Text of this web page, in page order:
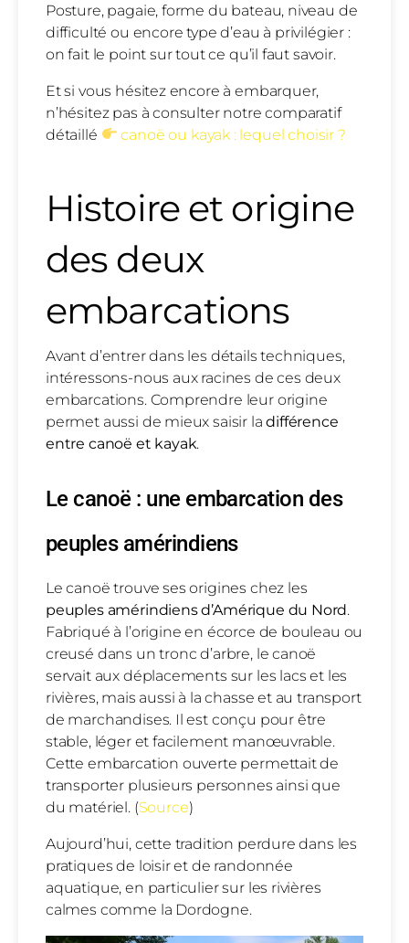
Posture, pagaie, forme du bateau, niveau de
difficulté ou encore type d’eau à privilégier :
on fait le point sur tout ce qu’il faut savoir.
Et si vous hésitez encore à embarquer,
n’hésitez pas à consulter notre comparatif
détaillé
canoë ou kayak : lequel choisir ?
Histoire et origine
des deux
embarcations
Avant d’entrer dans les détails techniques,
intéressons-nous aux racines de ces deux
embarcations. Comprendre leur origine
permet aussi de mieux saisir ladifférence
entre canoë et kayak.
Le canoë : une embarcation des
peuples amérindiens
Le canoë trouve ses origines chez les
peuples amérindiens d’Amérique du Nord.
Fabriqué à l’origine en écorce de bouleau ou
creusé dans un tronc d’arbre, le canoë
servait aux déplacements sur les lacs et les
rivières, mais aussi à la chasse et au transport
de marchandises. Il est conçu pour être
stable, léger et facilement manœuvrable.
Cette embarcation ouverte permettait de
transporter plusieurs personnes ainsi que
du matériel. (Source)
Aujourd’hui, cette tradition perdure dans les
pratiques de loisir et de randonnée
aquatique, en particulier sur les rivières
calmes comme la Dordogne.